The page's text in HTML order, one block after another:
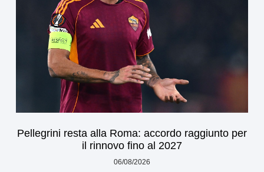
Pellegrini resta alla Roma: accordo raggiunto per
il rinnovo fino al 2027
06/08/2026